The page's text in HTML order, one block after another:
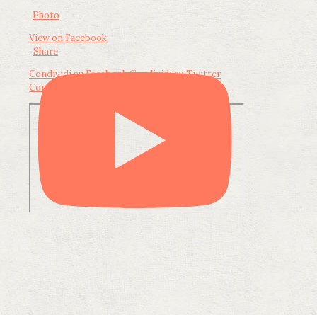
Photo
View on Facebook
· Share
Condividi su FacebookCondividi su Twitter
Condividi su LinkedIn